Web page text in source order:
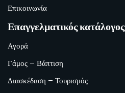
Επικοινωνία
Επαγγελματικός κατάλογος
Αγορά
Γάμος – Βάπτιση
Διασκέδαση – Τουρισμός